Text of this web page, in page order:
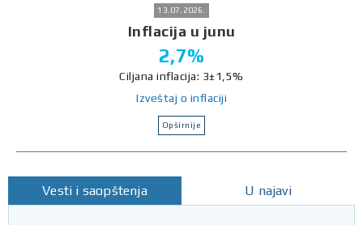
13.07.2026.
Inflacija u junu
2,7%
Ciljana inflacija: 3±1,5%
Izveštaj o inflaciji
Opširnije
Vesti i saopštenja U najavi